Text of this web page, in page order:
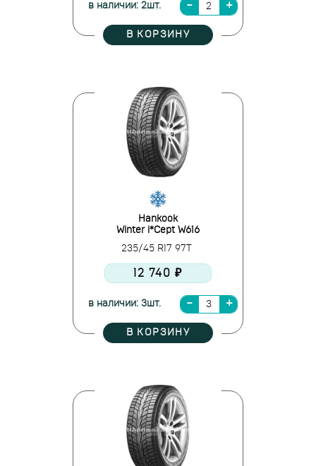
в наличии: 2шт.
В КОРЗИНУ
Hankook
Winter i*Cept W616
235/45 R17 97T
12 740 ₽
в наличии: 3шт.
В КОРЗИНУ